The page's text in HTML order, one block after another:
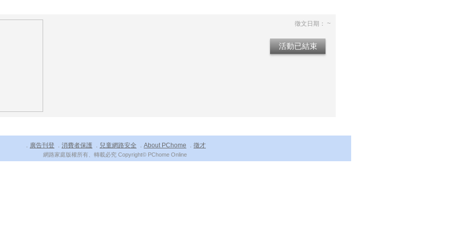
徵文日期： ~
活動已結束
． 廣告刊登 ． 消費者保護 ． 兒童網路安全 ． About PChome ． 徵才
網路家庭版權所有、轉載必究 Copyright© PChome Online